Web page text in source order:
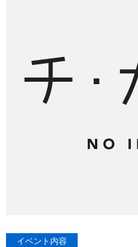
イベント内容